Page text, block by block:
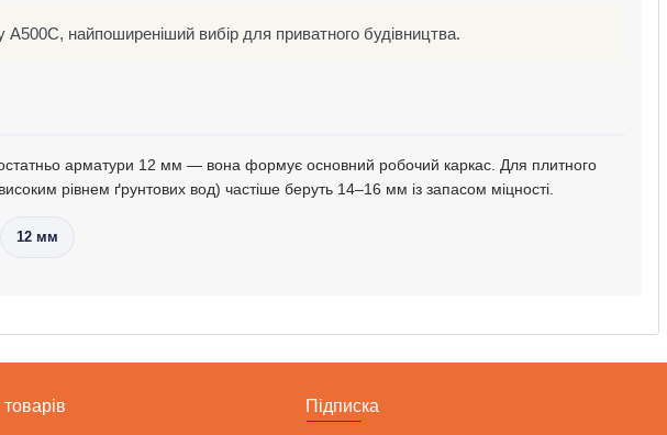
найпоширеніший вибір для приватного будівництва.
арматури 12 мм — вона формує основний робочий каркас. Для плитного
рівнем ґрунтових вод) частіше беруть 14–16 мм із запасом міцності.
12 мм
Підписка